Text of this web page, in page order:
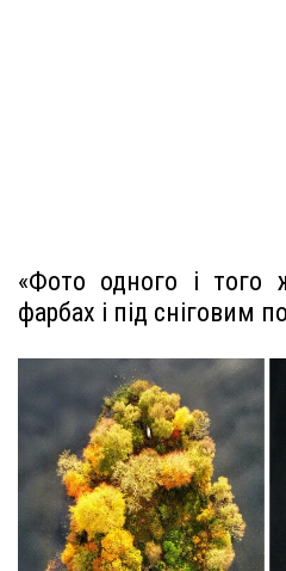
«Фото одного і того
фарбах і під сніговим